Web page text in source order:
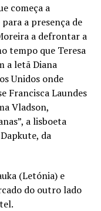
começa a
a presença de
a defrontar a
tempo que Teresa
a letã Diana
Unidos onde
Francisca Laundes
Vladson,
a lisboeta
da
(Letónia) e
do outro lado